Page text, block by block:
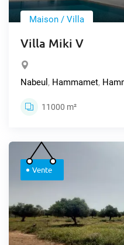
Maison / Villa
Villa Miki V
Nabeul , Hammamet,
11000 m²
Vente